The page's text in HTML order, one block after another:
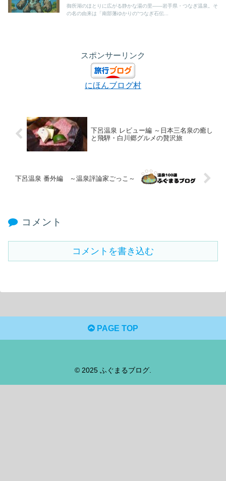
御所湖のほとりに広がる静かな湯の里――岩手県・つなぎ温泉。そ
の名の由来は「南部藩ゆかりの“つなぎ石伝...
スポンサーリンク
にほんブログ村
下呂温泉 レビュー編 ～日本三名泉の癒し
と飛騨・白川郷グルメの贅沢旅
下呂温泉 番外編 ～温泉評論家ごっこ～
コメント
コメントを書き込む
PAGE TOP
© 2025 ふぐまるブログ.